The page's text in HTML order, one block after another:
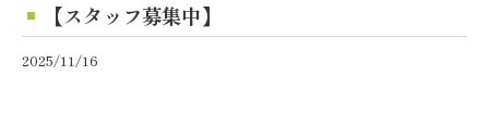
【スタッフ募集中】
2025/11/16